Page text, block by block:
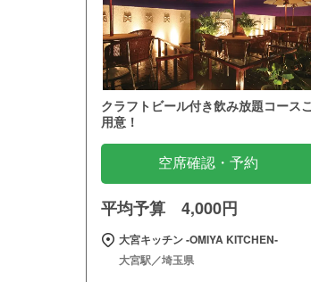
クラフトビール付き飲み放題コース
用意！
空席確認・予約
平均予算 4,000円
大宮キッチン ‐OMIYA KITCHEN‐
大宮駅／埼玉県